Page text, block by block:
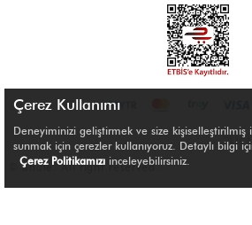
© Shule. All right reserved.
Çerez Kullanımı
Deneyiminizi geliştirmek ve size kişiselleştirilmiş
sunmak için çerezler kullanıyoruz. Detaylı bilgi
Çerez Politikamızı inceleyebilirsiniz.